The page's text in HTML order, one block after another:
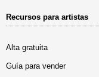
Recursos para artistas
Alta gratuita
Guía para vender